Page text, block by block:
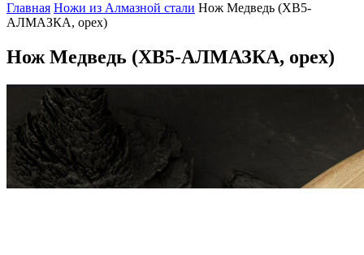
Главная Ножи из Алмазной стали Нож Медведь (ХВ5-
АЛМАЗКА, орех)
Нож Медведь (ХВ5-АЛМАЗКА, орех)